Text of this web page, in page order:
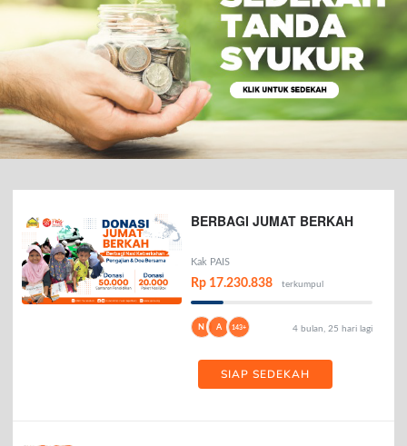
BERBAGI JUMAT BERKAH
Kak PAIS
Rp 17.230.838 terkumpul
N A 143+ 4 bulan, 25 hari lagi
SIAP SEDEKAH